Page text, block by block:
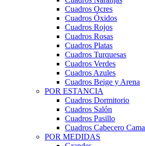
Cuadros Ocres
Cuadros Óxidos
Cuadros Rojos
Cuadros Rosas
Cuadros Platas
Cuadros Turquesas
Cuadros Verdes
Cuadros Azules
Cuadros Beige y Arena
POR ESTANCIA
Cuadros Dormitorio
Cuadros Salón
Cuadros Pasillo
Cuadros Cabecero Cama
POR MEDIDAS